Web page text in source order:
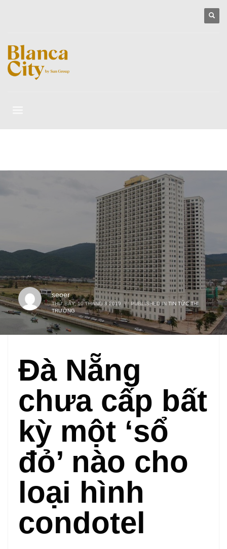
seoer
THỨ BẢY, 10 THÁNG 8 2019 / PUBLISHED IN TIN TỨC THỊ
TRƯỜNG
Đà Nẵng
chưa cấp bất
kỳ một ‘sổ
đỏ’ nào cho
loại hình
condotel